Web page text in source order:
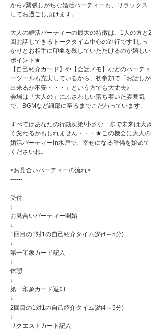
から♪緊張しがちな婚活パーティーも、リラックス
してお過ごし頂けます。
大人の婚活パーティーの最大の特徴は、1人の方と2
回お話しできるトークタイム中心の進行です!!しっ
かりとお相手に印象を残していただけるのが嬉しい
ポイント★
【自己紹介カード】や【会話メモ】などのパーティ
ーツールも充実しているから、初参加で「お話しが
出来るか不安・・・」という方でも大丈夫♪
会場は「大人の」にふさわしい落ち着いた雰囲気
で、BGMなど細部に至るまでこだわっています。
すべてはあなたの行動次第!小さな一歩で未来は大き
く変わるかもしれません・・・★この機会に大人の
婚活パーティーin水戸で、幸せになる準備を始めて
くださいね。
<お見合いパーティーの流れ>
------
受付
↓
お見合いパーティー開始
↓
1回目の1対1の自己紹介タイム(約4～5分)
↓
第一印象カード記入
↓
休憩
↓
第一印象カード返却
↓
2回目の1対1の自己紹介タイム(約4～5分)
↓
リクエストカード記入